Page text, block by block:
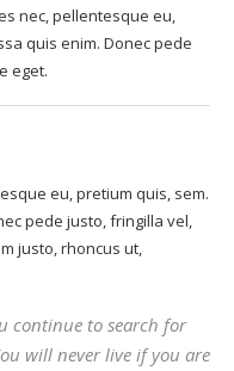
nec, pellentesque eu,
quis enim. Donec pede
eget.
eu, pretium quis, sem.
pede justo, fringilla vel,
justo, rhoncus ut,
continue to search for
will never live if you are